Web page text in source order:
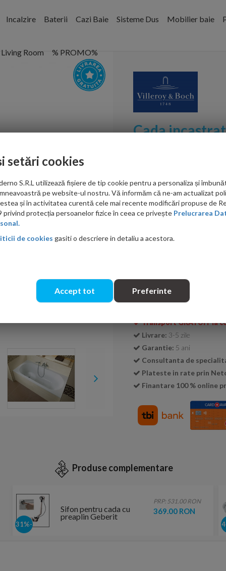
Incalzire Baterii Cazi Baie Sisteme Dus Mobilier baie
Living Room % PROMO%
Cada
PRP: 7,372.00 RON
3,356.00 RON
Transport GRATUIT la
Livrare: 3-5 zile
Garantie: 5 ani
Consultanta de
Plateste in rate prin
Finantare 100 % online
Produse complementare
-31%
Sifon pentru cada cu
preaplin Geberit
PushControl, 52mm
PRP: 531.00 RON
369.00 RON
setări cookies
S.R.L utilizează fișiere de tip cookie pentru a personaliza și
pe website-ul nostru. Vă informăm că ne-am actualizat
și în activitatea curentă cele mai recente modificări propuse de
privind protecția persoanelor fizice în ceea ce privește Prelucrarea
de cookies gasiti o descriere in detaliu a acestora.
Accept tot Preferinte